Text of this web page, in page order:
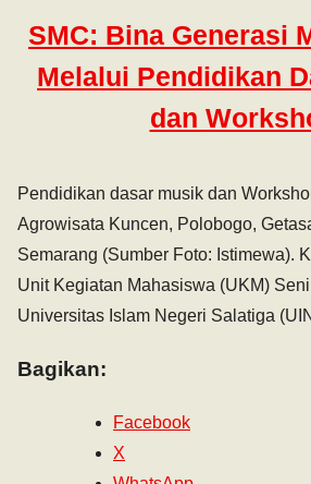
SMC: Bina Generasi
Melalui Pendidikan
dan
Pendidikan dasar musik dan
Agrowisata Kuncen, Polobogo,
Semarang (Sumber Foto: Istimewa).
Unit Kegiatan Mahasiswa (UKM)
Universitas Islam Negeri Salatiga
Bagikan:
Facebook
X